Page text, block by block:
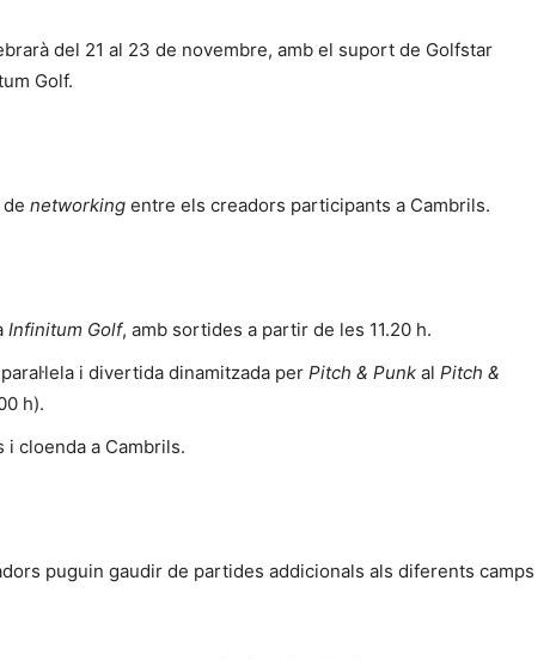
del 21 al 23 de novembre, amb el suport de Golfstar
Golf.
networking entre els creadors participants a Cambrils.
Infinitum Golf, amb sortides a partir de les 11.20 h.
i divertida dinamitzada per Pitch & Punk al Pitch &
h).
cloenda a Cambrils.
puguin gaudir de partides addicionals als diferents camps